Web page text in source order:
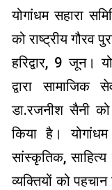
योगांधम सहारा
को राष्ट्रीय गौरव
हरिद्वार, 9 जून।
द्वारा
डा.रजनीश सैनी को
किया है।
सांस्कृतिक,
व्यक्तियों को